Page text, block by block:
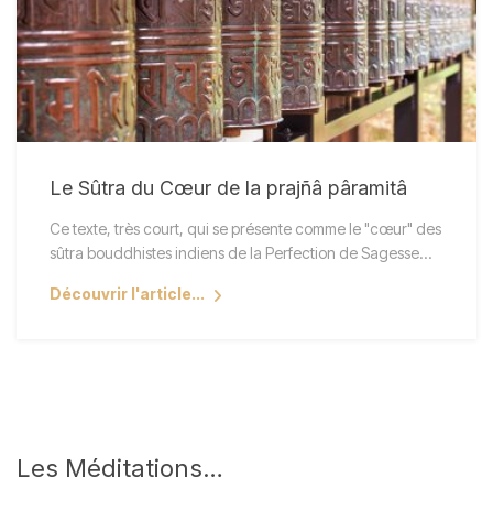
Le Sûtra du Cœur de la prajñâ pâramitâ
Ce texte, très court, qui se présente comme le "cœur" des
sûtra bouddhistes indiens de la Perfection de Sagesse…
Découvrir l'article...
Les Méditations…